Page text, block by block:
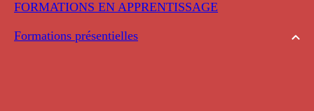
FORMATIONS EN APPRENTISSAGE
Formations présentielles